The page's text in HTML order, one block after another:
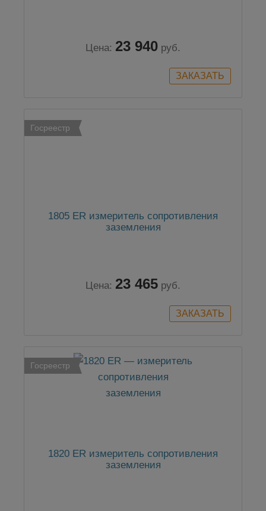
Цена: 23 940 руб.
Госреестр
1805 ER измеритель сопротивления
заземления
Цена: 23 465 руб.
Госреестр
1820 ER измеритель сопротивления
заземления